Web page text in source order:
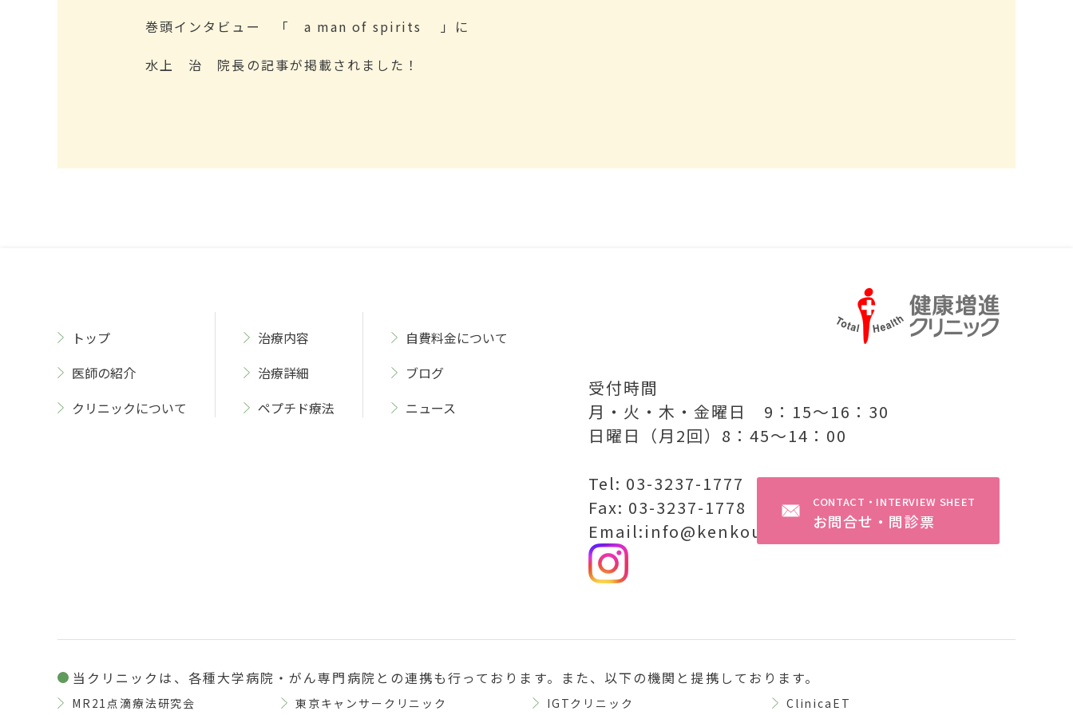
巻頭インタビュー 「 a man of spirits 」に
水上 治 院長の記事が掲載されました！
CONTACT・INTERVIEW SHEET
お問合せ・問診票
受付時間
月・火・木・金曜日 9：15〜16：30
日曜日（月2回）8：45〜14：00
Tel: 03-3237-1777
Fax: 03-3237-1778
Email:info@kenkou-zoushin.com
トップ
医師の紹介
クリニックについて
治療内容
治療詳細
ペプチド療法
自費料金について
ブログ
ニュース
当クリニックは、各種大学病院・がん専門病院との連携も行っております。また、以下の機関と提携しております。
MR21点滴療法研究会 東京キャンサークリニック IGTクリニック ClinicaET